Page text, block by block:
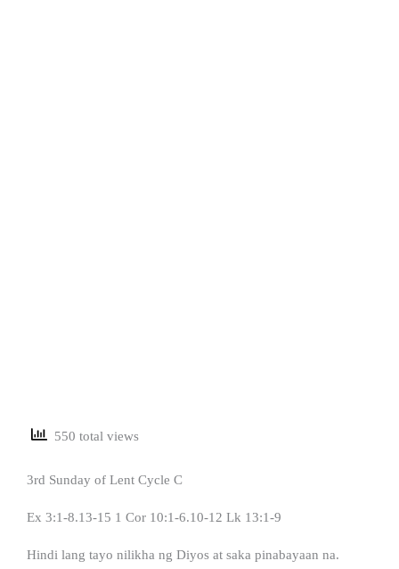
550 total views
3rd Sunday of Lent Cycle C
Ex 3:1-8.13-15 1 Cor 10:1-6.10-12 Lk 13:1-9
Hindi lang tayo nilikha ng Diyos at saka pinabayaan na.